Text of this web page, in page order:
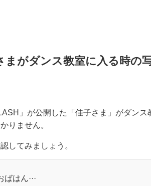
まがダンス教室に入る時の写
」が公開した「佳子さま」がダン
りません。
してみましょう。
はん···